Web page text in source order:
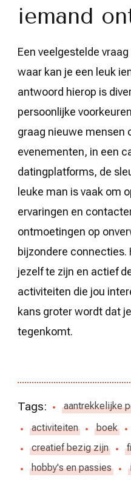
iemand
Een veelgestelde
waar kan je een leuk
antwoord hierop is
persoonlijke
graag nieuwe mensen
evenementen, in een
datingplatforms, de
leuke man is vaak om
ervaringen en
ontmoetingen op
bijzondere connecties.
jezelf te zijn en actief
activiteiten die jou
kans groter wordt dat
tegenkomt.
Tags:
aantrekkelijke
activiteiten
boek
creatief bezig zijn
hobby's en passies